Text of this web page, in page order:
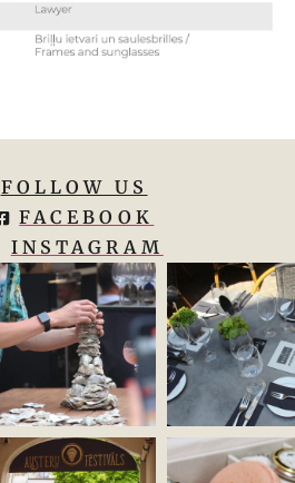
FOLLOW US
FACEBOOK
INSTAGRAM